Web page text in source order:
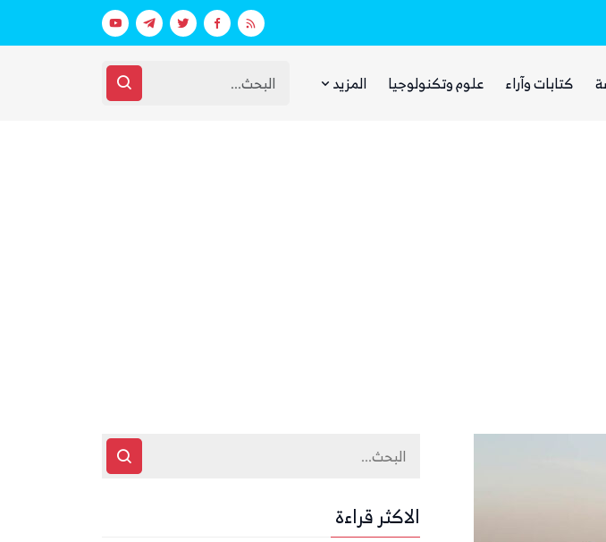
كتابات وآراء علوم وتكنولوجيا المزيد
الاكثر قراءة